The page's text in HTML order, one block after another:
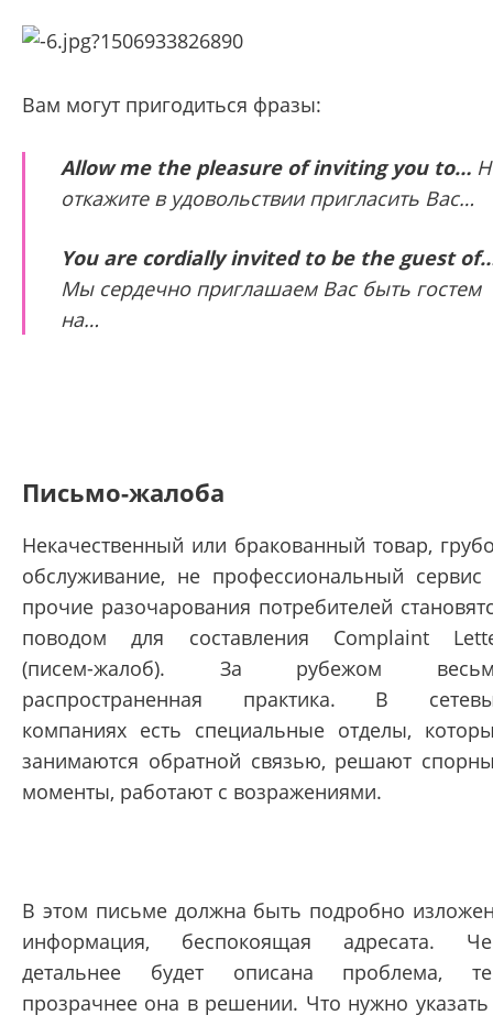
Вам могут пригодиться фразы:
Allow me the pleasure of inviting you to…
откажите в удовольствии пригласить Вас…
You are cordially invited to be the guest
Мы сердечно приглашаем Вас быть гостем
на…
Письмо-жалоба
Некачественный или бракованный товар,
обслуживание, не профессиональный сервис
прочие разочарования потребителей
поводом для составления Complaint
(писем-жалоб). За рубежом
распространенная практика. В
компаниях есть специальные отделы,
занимаются обратной связью, решают
моменты, работают с возражениями.
В этом письме должна быть подробно
информация, беспокоящая адресата.
детальнее будет описана проблема,
прозрачнее она в решении. Что нужно